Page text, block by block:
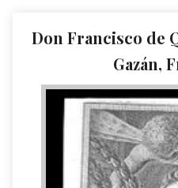
Don Francisco de
Gazán,